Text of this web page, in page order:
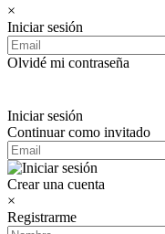
×
Iniciar sesión
Olvidé mi contraseña
Iniciar sesión
Continuar como invitado
Crear una cuenta
×
Registrarme